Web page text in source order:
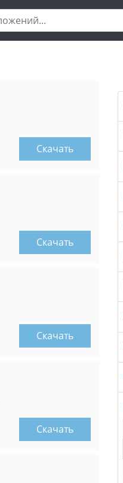
Скачать
Скачать
Скачать
Скачать